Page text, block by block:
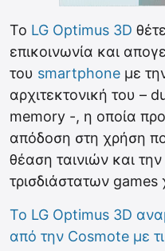
Το LG Optimus 3D
επικοινωνία και
του smartphone με
αρχιτεκτονική του –
memory -, η οποία
απόδοση στη χρήση
θέαση ταινιών και
τρισδιάστατων games
Το LG Optimus 3D
από την Cosmote με